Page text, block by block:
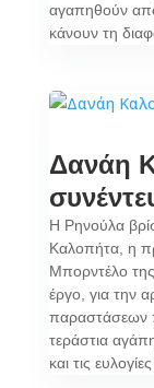
αγαπηθούν από
κάνουν τη
Δανάη
Η Ρηνούλα
Καλοπήτα, η
Μπορντέλο
έργο, για την
παραστάσεων
τεράστια
και τις